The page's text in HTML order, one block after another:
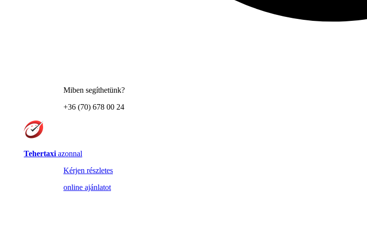
Miben segíthetünk?
+36 (70) 678 00 24
Tehertaxi azonnal
Kérjen részletes
online ajánlatot